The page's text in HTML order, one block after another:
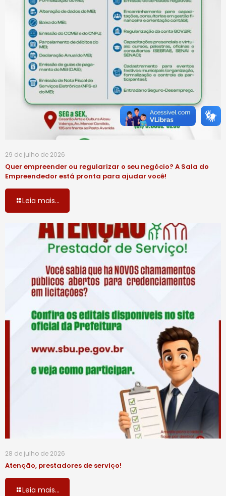
29 de julho de 2026
Quer empreender ou regularizar o seu negócio? A Sala do
Empreendedor está pronta para ajudar você!
Leia mais...
28 de julho de 2026
Atenção, prestadores de serviço!
Leia mais...